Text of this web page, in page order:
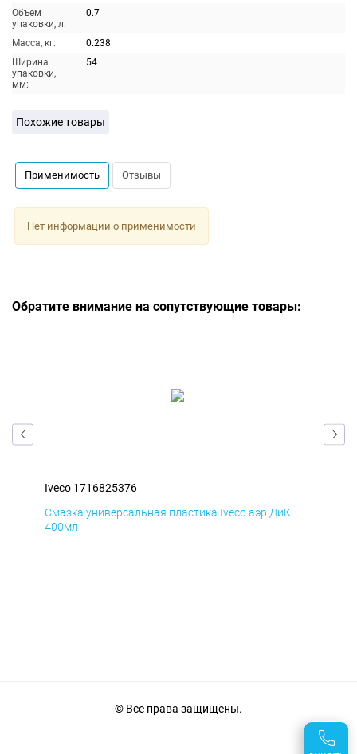
Объем
упаковки, л:
0.7
Масса, кг:
0.238
Ширина
упаковки,
мм:
54
Похожие товары
Применимость Отзывы
Нет информации о применимости
Обратите внимание на сопутствующие товары:
Iveco 1716825376
Смазка универсальная пластика Iveco аэр ДиК
400мл
© Все права защищены.